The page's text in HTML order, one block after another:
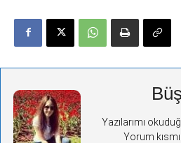
Yazılarımı
Yorum